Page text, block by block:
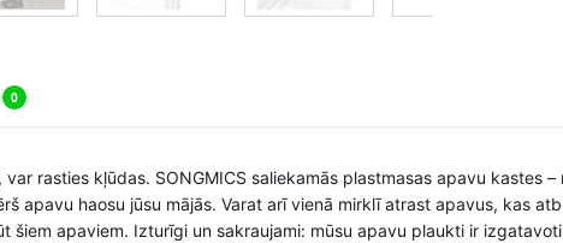
0
rasties kļūdas. SONGMICS saliekamās plastmasas apavu kastes
apavu haosu jūsu mājās. Varat arī vienā mirklī atrast apavus, kas
šiem apaviem. Izturīgi un sakraujami: mūsu apavu plaukti ir